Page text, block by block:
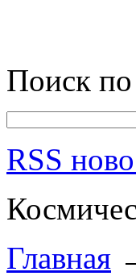
Поиск по
RSS
Главная